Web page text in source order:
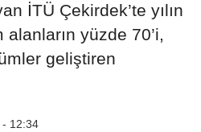
İTÜ Çekirdek’te yılın
alanların yüzde 70’i,
geliştiren
- 12:34